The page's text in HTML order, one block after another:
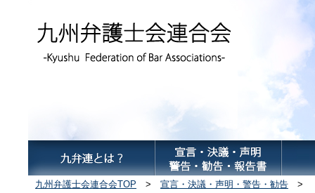
九州弁護士会連合会TOP > 宣言・決議・声明・警告・勧告 > 「